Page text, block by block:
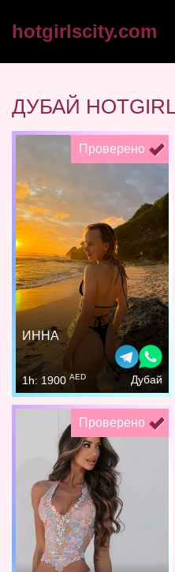
hotgirlscity.com
ДУБАЙ
Проверено
ИННА
1h: 1900 AED Дубай
Проверено